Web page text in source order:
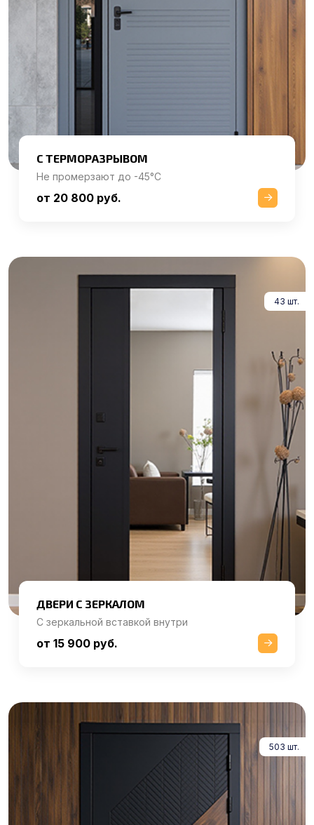
С ТЕРМОРАЗРЫВОМ
Не промерзают до -45°C
от 20 800 руб.
43 шт.
ДВЕРИ С ЗЕРКАЛОМ
С зеркальной вставкой внутри
от 15 900 руб.
503 шт.